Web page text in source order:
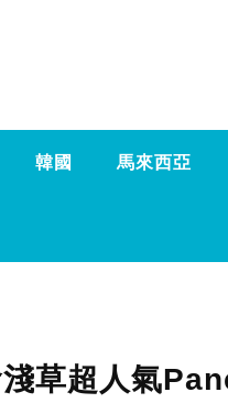
韓國 馬來西亞
淺草超人氣